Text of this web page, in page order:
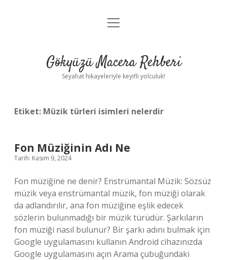
Anasayfa
Yasal Uyarı
menüyü
Gökyüzü Macera Rehberi
Seyahat hikayeleriyle keyifli yolculuk!
Etiket: Müzik türleri isimleri nelerdir
Fon Müziğinin Adı Ne
Tarih: Kasım 9, 2024
Fon müziğine ne denir? Enstrümantal Müzik: Sözsüz
müzik veya enstrümantal müzik, fon müziği olarak
da adlandırılır, ana fon müziğine eşlik edecek
sözlerin bulunmadığı bir müzik türüdür. Şarkıların
fon müziği nasıl bulunur? Bir şarkı adını bulmak için
Google uygulamasını kullanın Android cihazınızda
Google uygulamasını açın Arama çubuğundaki